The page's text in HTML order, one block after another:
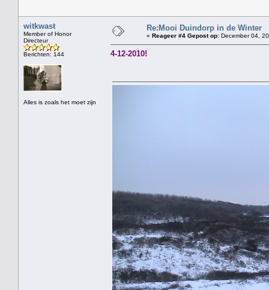
witkwast
Member of Honor
Directeur
Berichten: 144
Alles is zoals het moet zijn
Re:Mooi Duindorp in de Winter
« Reageer #4 Gepost op: December 04,
4-12-2010!